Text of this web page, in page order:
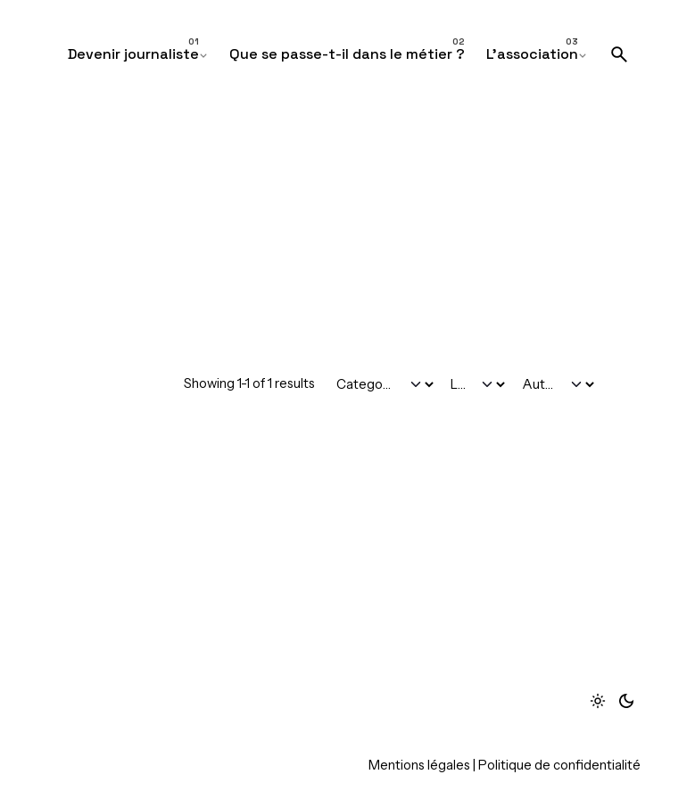
Devenir journaliste Que se passe-t-il dans le métier ? L’association
Showing 1-1 of 1 results
Mentions légales Politique de confidentialité